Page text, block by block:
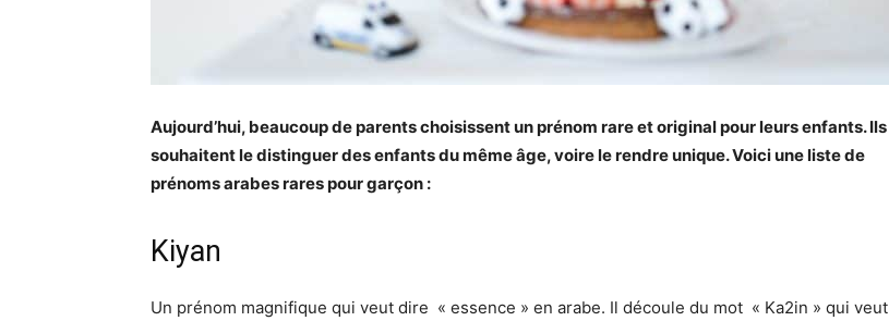
Aujourd’hui, beaucoup de parents choisissent un prénom rare et original pour leurs enfants. Ils
souhaitent le distinguer des enfants du même âge, voire le rendre unique. Voici une liste de
prénoms arabes rares pour garçon :
Kiyan
Un prénom magnifique qui veut dire « essence » en arabe. Il découle du mot « Ka2in » qui veut